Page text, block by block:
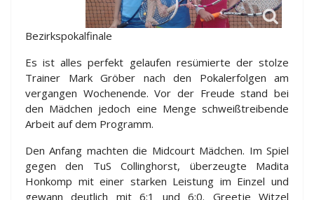
Bezirkspokalfinale
Es ist alles perfekt gelaufen resümierte der stolze
Trainer Mark Gröber nach den Pokalerfolgen am
vergangen Wochenende. Vor der Freude stand bei
den Mädchen jedoch eine Menge schweißtreibende
Arbeit auf dem Programm.
Den Anfang machten die Midcourt Mädchen. Im Spiel
gegen den TuS Collinghorst, überzeugte Madita
Honkomp mit einer starken Leistung im Einzel und
gewann deutlich mit 6:1 und 6:0. Greetje Witzel